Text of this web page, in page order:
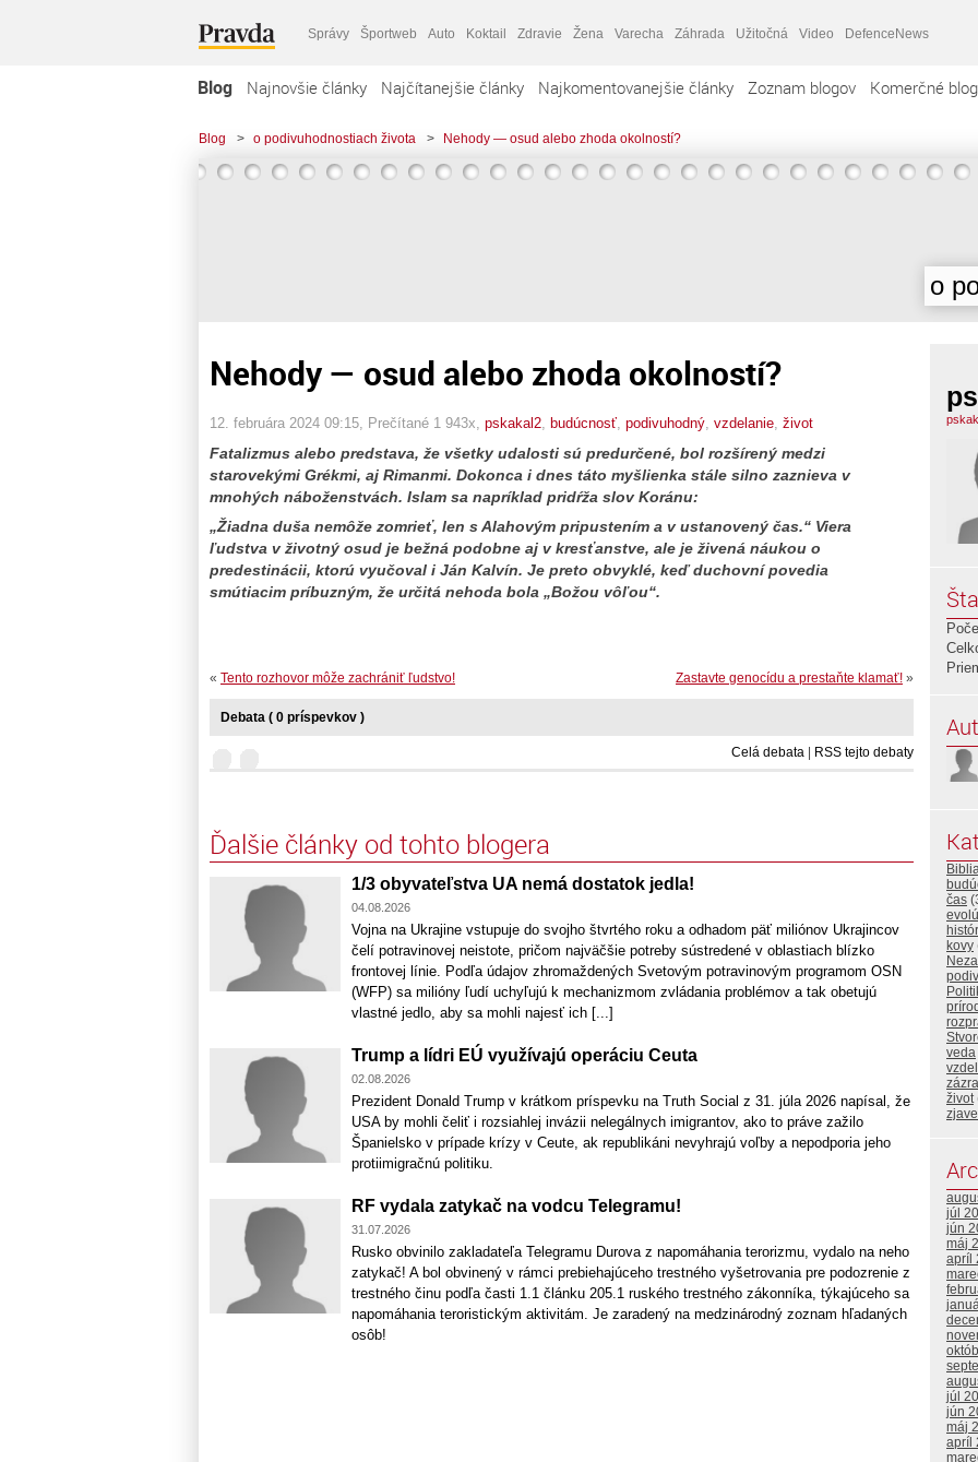
Správy Športweb Auto Koktail Zdravie Žena Varecha Záhrada Užitočná Video DefenceNews
Blog Najnovšie články Najčítanejšie články Najkomentovanejšie články Zoznam blogov Komerčné
Blog > o podivuhodnostiach života > Nehody — osud alebo zhoda okolností?
o
Nehody — osud alebo zhoda okolností?
12. februára 2024 09:15 , Prečítané 1 943x, pskakal2 budúcnosť podivuhodný vzdelanie život
Fatalizmus alebo predstava, že všetky udalosti sú predurčené, bol rozšírený medzi
starovekými Grékmi, aj Rimanmi. Dokonca i dnes táto myšlienka stále silno zaznieva v
mnohých náboženstvách. Islam sa napríklad pridŕža slov Koránu:
„Žiadna duša nemôže zomrieť, len s Alahovým pripustením a v ustanovený čas.“ Viera
ľudstva v životný osud je bežná podobne aj v kresťanstve, ale je živená náukou o
predestinácii, ktorú vyučoval i Ján Kalvín. Je preto obvyklé, keď duchovní povedia
smútiacim príbuzným, že určitá nehoda bola „Božou vôľou“.
Zastavte genocídu a prestaňte klamať! »
« Tento rozhovor môže zachrániť ľudstvo!
Debata ( 0 príspevkov )
Celá debata | RSS tejto debaty
Ďalšie články od tohto blogera
1/3 obyvateľstva UA nemá dostatok jedla!
04.08.2026
Vojna na Ukrajine vstupuje do svojho štvrtého roku a odhadom päť miliónov Ukrajincov
čelí potravinovej neistote, pričom najväčšie potreby sústredené v oblastiach blízko
frontovej línie. Podľa údajov zhromaždených Svetovým potravinovým programom OSN
(WFP) sa milióny ľudí uchyľujú k mechanizmom zvládania problémov a tak obetujú
vlastné jedlo, aby sa mohli najesť ich [...]
Trump a lídri EÚ využívajú operáciu Ceuta
02.08.2026
Prezident Donald Trump v krátkom príspevku na Truth Social z 31. júla 2026 napísal, že
USA by mohli čeliť i rozsiahlej invázii nelegálnych imigrantov, ako to práve zažilo
Španielsko v prípade krízy v Ceute, ak republikáni nevyhrajú voľby a nepodporia jeho
protiimigračnú politiku.
RF vydala zatykač na vodcu Telegramu!
31.07.2026
Rusko obvinilo zakladateľa Telegramu Durova z napomáhania terorizmu, vydalo na neho
zatykač! A bol obvinený v rámci prebiehajúceho trestného vyšetrovania pre podozrenie z
trestného činu podľa časti 1.1 článku 205.1 ruského trestného zákonníka, týkajúceho sa
napomáhania teroristickým aktivitám. Je zaradený na medzinárodný zoznam hľadaných
osôb!
čas
kovy
veda
život
júl
jún
máj
apríl
júl
jún
máj
apríl